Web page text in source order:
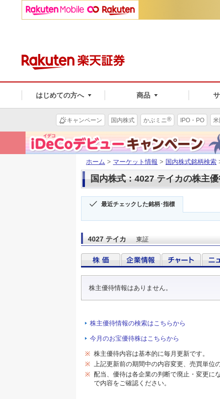
はじめての方へ 商品
キャンペーン 国内株式 かぶミニ® IPO・PO
ホーム > マーケット情報 > 国内株式銘柄検索
国内株式：4027 テイカの株主
最近チェックした銘柄･指標
4027 テイカ 東証
株主優待情報はありません。
株主優待情報の検索はこちらから
今月のお宝優待株はこちらから
※ 株主優待内容は基本的に毎月更新です。
※ 上記更新前の期間中の内容変更、売買単位
※ 配当、優待は各企業の判断で廃止・変更に
で内容をご確認ください。